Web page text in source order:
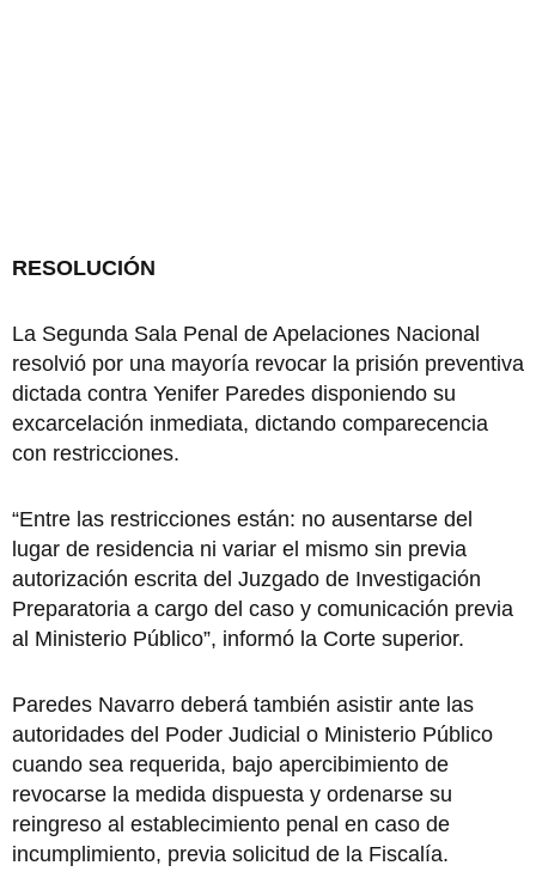
RESOLUCIÓN
La Segunda Sala Penal de Apelaciones Nacional
resolvió por una mayoría revocar la prisión preventiva
dictada contra Yenifer Paredes disponiendo su
excarcelación inmediata, dictando comparecencia
con restricciones.
“Entre las restricciones están: no ausentarse del
lugar de residencia ni variar el mismo sin previa
autorización escrita del Juzgado de Investigación
Preparatoria a cargo del caso y comunicación previa
al Ministerio Público”, informó la Corte superior.
Paredes Navarro deberá también asistir ante las
autoridades del Poder Judicial o Ministerio Público
cuando sea requerida, bajo apercibimiento de
revocarse la medida dispuesta y ordenarse su
reingreso al establecimiento penal en caso de
incumplimiento, previa solicitud de la Fiscalía.